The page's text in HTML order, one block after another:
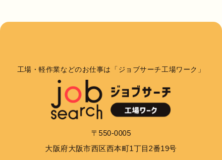
連絡や業務のご案内やご質問に対する回答として、電
子メールや資料のご送付に利用いたします。
個人情報の第三者への開示・提供の禁止
管理し、次のいずれかに該当する場合を除き、個人情
報を第三者に開示いたしません。 お客さまの同意が
工場・軽作業などのお仕事は「ジョブサーチ工場ワーク」
〒550-0005
大阪府大阪市西区西本町1丁目2番19号